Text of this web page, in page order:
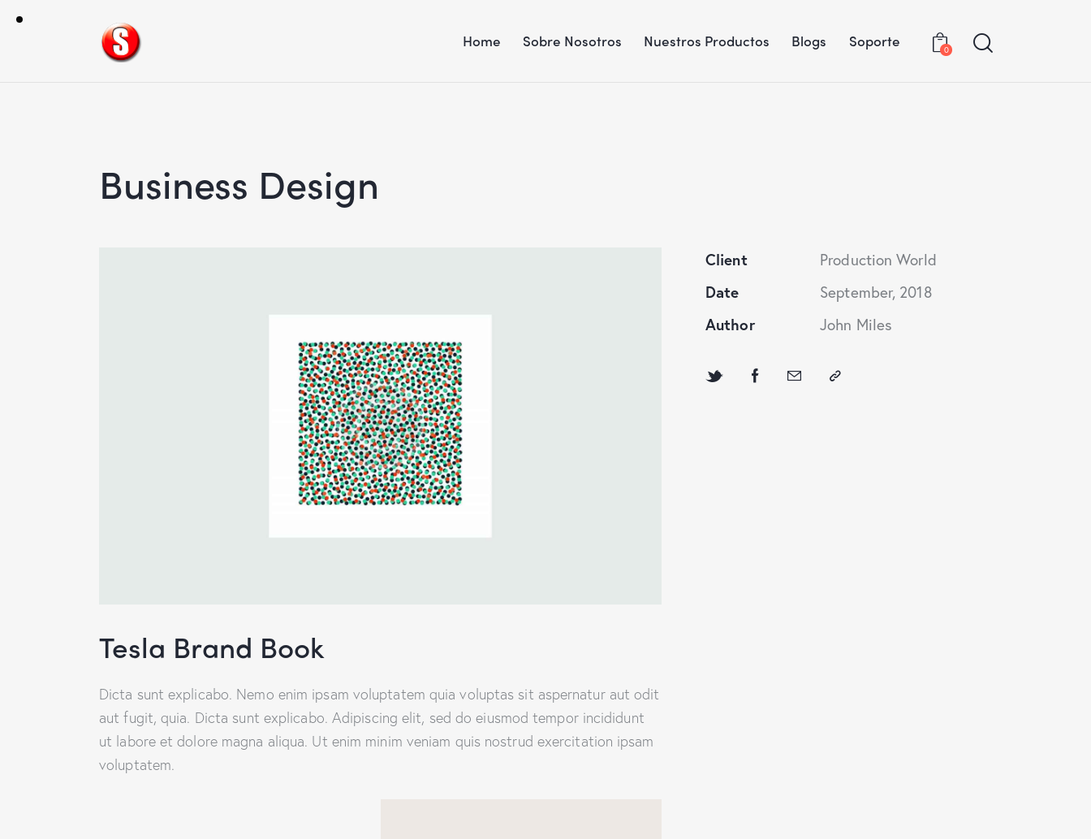
Home Sobre Nosotros Nuestros Productos Blogs Soporte 0
Business Design
Tesla Brand Book
Dicta sunt explicabo. Nemo enim ipsam voluptatem quia voluptas sit aspernatur aut odit
aut fugit, quia. Dicta sunt explicabo. Adipiscing elit, sed do eiusmod tempor incididunt
ut labore et dolore magna aliqua. Ut enim minim veniam quis nostrud exercitation ipsam
voluptatem.
Client
Production World
Date
September, 2018
Author
John Miles